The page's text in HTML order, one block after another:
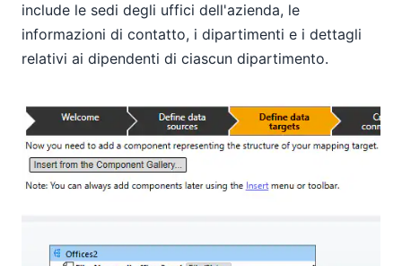
include le sedi degli uffici dell'azienda, le
informazioni di contatto, i dipartimenti e i dettagli
relativi ai dipendenti di ciascun dipartimento.